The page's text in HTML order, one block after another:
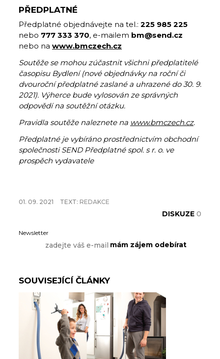
PŘEDPLATNÉ
Předplatné objednávejte na tel.: 225 985 225
nebo 777 333 370, e-mailem bm@send.cz
nebo na www.bmczech.cz
Soutěže se mohou zúčastnit všichni předplatitelé
časopisu Bydlení (nové objednávky na roční či
dvouroční předplatné zaslané a uhrazené do 30. 9.
2021). Výherce bude vylosován ze správných
odpovědí na soutěžní otázku.
Pravidla soutěže naleznete na www.bmczech.cz.
Předplatné je vybíráno prostřednictvím obchodní
společnosti SEND Předplatné spol. s r. o. ve
prospěch vydavatele
01. 09. 2021 TEXT: REDAKCE
DISKUZE 0
Newsletter
SOUVISEJÍCÍ ČLÁNKY